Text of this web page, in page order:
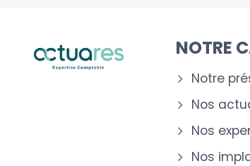
NOTRE
Notre
Nos
Nos
Nos